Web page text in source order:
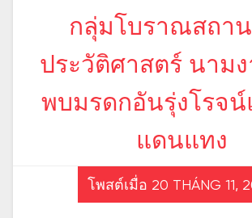
กลุ่มโบราณสถา
ประวัติศาสตร์ นาม
พบมรดกอันรุ่งโรจ
แดนแทง
โพสต์เมื่อ 20 THÁNG 11,